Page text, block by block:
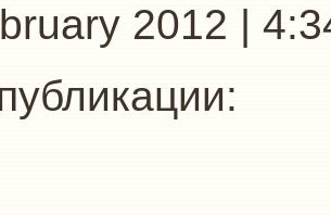
2012 |